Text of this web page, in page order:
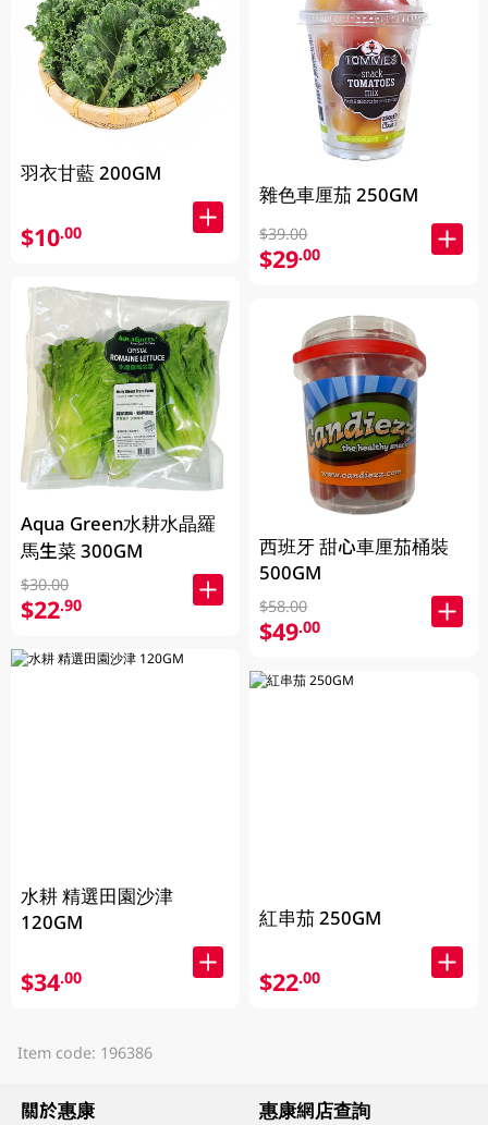
羽衣甘藍 200GM
$10.00
Aqua Green水耕水晶羅
馬生菜 300GM
$30.00
$22.90
水耕 精選田園沙津
120GM
$34.00
雜色車厘茄 250GM
$39.00
$29.00
西班牙 甜心車厘茄桶裝
500GM
$58.00
$49.00
紅串茄 250GM
$22.00
Item code: 196386
關於惠康 惠康網店查詢